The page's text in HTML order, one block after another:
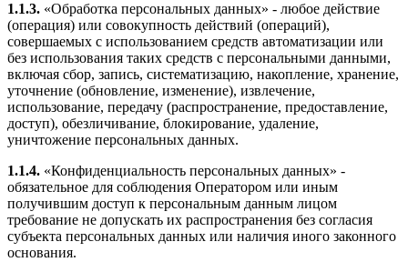
1.1.3. «Обработка персональных данных» - любое действие
(операция) или совокупность действий (операций),
совершаемых с использованием средств автоматизации или
без использования таких средств с персональными данными,
включая сбор, запись, систематизацию, накопление, хранение,
уточнение (обновление, изменение), извлечение,
использование, передачу (распространение, предоставление,
доступ), обезличивание, блокирование, удаление,
уничтожение персональных данных.
1.1.4. «Конфиденциальность персональных данных» -
обязательное для соблюдения Оператором или иным
получившим доступ к персональным данным лицом
требование не допускать их распространения без согласия
субъекта персональных данных или наличия иного законного
основания.